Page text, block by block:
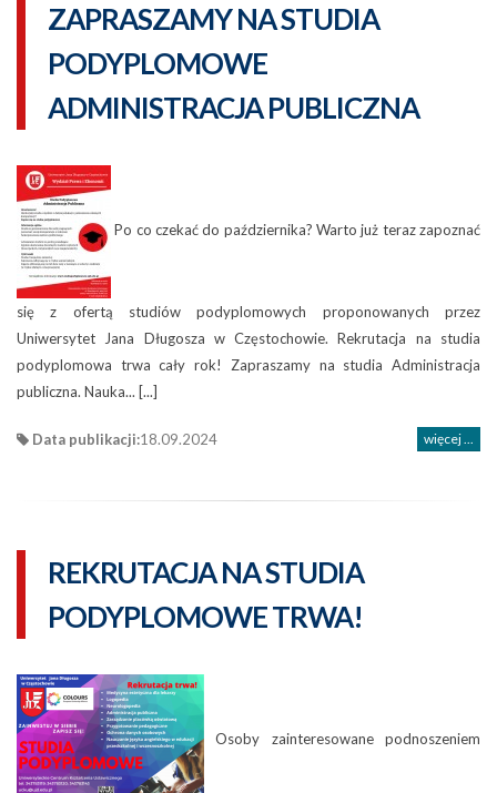
ZAPRASZAMY NA STUDIA
PODYPLOMOWE
ADMINISTRACJA PUBLICZNA
Po co czekać do października? Warto już teraz zapoznać
się z ofertą studiów podyplomowych proponowanych przez
Uniwersytet Jana Długosza w Częstochowie. Rekrutacja na studia
podyplomowa trwa cały rok! Zapraszamy na studia Administracja
publiczna. Nauka... [...]
Data publikacji:18.09.2024 więcej ...
REKRUTACJA NA STUDIA
PODYPLOMOWE TRWA!
Osoby zainteresowane podnoszeniem